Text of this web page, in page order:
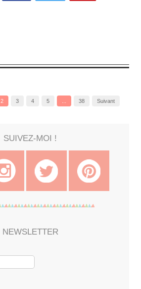
2 3 4 5 38 Suivant
SUIVEZ-MOI !
NEWSLETTER